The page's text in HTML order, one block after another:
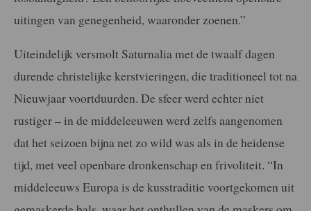
uitingen van genegenheid, waaronder zoenen.”
Uiteindelijk versmolt Saturnalia met de twaalf dagen
durende christelijke kerstvieringen, die traditioneel tot na
Nieuwjaar voortduurden. De sfeer werd echter niet
rustiger – in de middeleeuwen werd zelfs aangenomen
dat het seizoen bijna net zo wild was als in de heidense
tijd, met veel openbare dronkenschap en frivoliteit. “In
middeleeuws Europa is de kusstraditie voortgekomen uit